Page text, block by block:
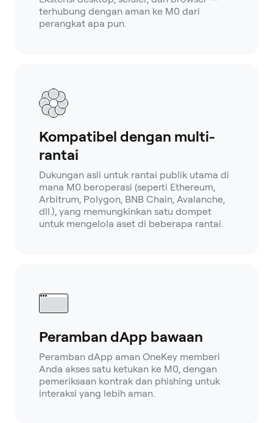
terhubung dengan aman ke M0 dari
perangkat apa pun.
Kompatibel dengan multi-
rantai
Dukungan asli untuk rantai publik utama di
mana M0 beroperasi (seperti Ethereum,
Arbitrum, Polygon, BNB Chain, Avalanche,
dll.), yang memungkinkan satu dompet
untuk mengelola aset di beberapa rantai.
Peramban dApp bawaan
Peramban dApp aman OneKey memberi
Anda akses satu ketukan ke M0, dengan
pemeriksaan kontrak dan phishing untuk
interaksi yang lebih aman.